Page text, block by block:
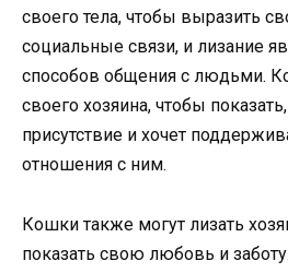
своего тела, чтобы выразить
социальные связи, и лизание
способов общения с людьми.
своего хозяина, чтобы
присутствие и хочет
отношения с ним.
Кошки также могут лизать
показать свою любовь и